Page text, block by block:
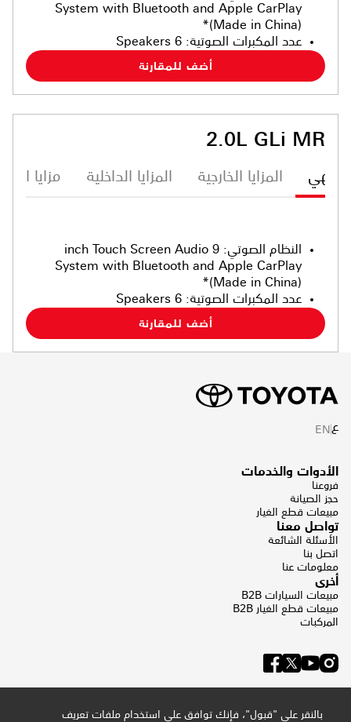
بالنقر على "قبول"، فإنك توافق على استخدام ملفات تعريف
System with Bluetooth and Apple CarPlay
(Made in China)*
عدد المكبرات الصوتية:
6 Speakers
أضف للمقارنة
2.0L GLi MR
المزايا الخارجية المزايا الداخلية مزايا
النظام الصوتي:
9 inch Touch Screen Audio
System with Bluetooth and Apple CarPlay
(Made in China)*
عدد المكبرات الصوتية:
6 Speakers
أضف للمقارنة
ع EN
الأدوات والخدمات
فروعنا
حجز الصيانة
مبيعات قطع الغيار
تواصل معنا
الأسئلة الشائعة
اتصل بنا
معلومات عنا
أخرى
مبيعات السيارات B2B
مبيعات قطع الغيار B2B
المركبات